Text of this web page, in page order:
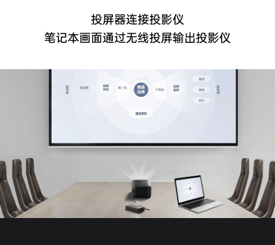
投屏器连接投影仪
笔记本画面通过无线投屏输出投影仪